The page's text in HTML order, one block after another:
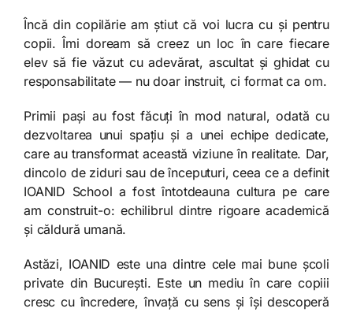
Încă din copilărie am știut că voi lucra cu și pentru
copii. Îmi doream să creez un loc în care fiecare
elev să fie văzut cu adevărat, ascultat și ghidat cu
responsabilitate — nu doar instruit, ci format ca om.
Primii pași au fost făcuți în mod natural, odată cu
dezvoltarea unui spațiu și a unei echipe dedicate,
care au transformat această viziune în realitate. Dar,
dincolo de ziduri sau de începuturi, ceea ce a definit
IOANID School a fost întotdeauna cultura pe care
am construit-o: echilibrul dintre rigoare academică
și căldură umană.
Astăzi, IOANID este una dintre cele mai bune școli
private din București. Este un mediu în care copiii
cresc cu încredere, învață cu sens și își descoperă